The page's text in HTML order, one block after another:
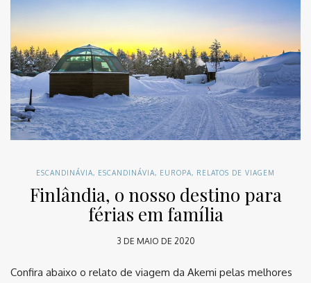
ESCANDINÁVIA, ESCANDINÁVIA, EUROPA, RELATOS DE VIAGEM
Finlândia, o nosso destino para
férias em família
3 DE MAIO DE 2020
Confira abaixo o relato de viagem da Akemi pelas melhores